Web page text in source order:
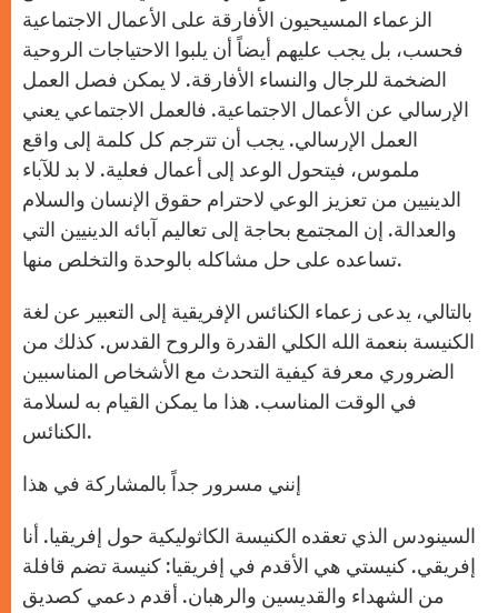
الزعماء المسيحيون الأفارقة على الأعمال الاجتماعية
فحسب، بل يجب عليهم أيضاً أن يلبوا الاحتياجات الروحية
الضخمة للرجال والنساء الأفارقة. لا يمكن فصل العمل
الإرسالي عن الأعمال الاجتماعية. فالعمل الاجتماعي يعني
العمل الإرسالي. يجب أن تترجم كل كلمة إلى واقع
ملموس، فيتحول الوعد إلى أعمال فعلية. لا بد للآباء
الدينيين من تعزيز الوعي لاحترام حقوق الإنسان والسلام
والعدالة. إن المجتمع بحاجة إلى تعاليم آبائه الدينيين التي
تساعده على حل مشاكله بالوحدة والتخلص منها.
بالتالي، يدعى زعماء الكنائس الإفريقية إلى التعبير عن لغة
الكنيسة بنعمة الله الكلي القدرة والروح القدس. كذلك من
الضروري معرفة كيفية التحدث مع الأشخاص المناسبين
في الوقت المناسب. هذا ما يمكن القيام به لسلامة
الكنائس.
إنني مسرور جداً بالمشاركة في هذا
السينودس الذي تعقده الكنيسة الكاثوليكية حول إفريقيا. أنا
إفريقي. كنيستي هي الأقدم في إفريقيا: كنيسة تضم قافلة
من الشهداء والقديسين والرهبان. أقدم دعمي كصديق